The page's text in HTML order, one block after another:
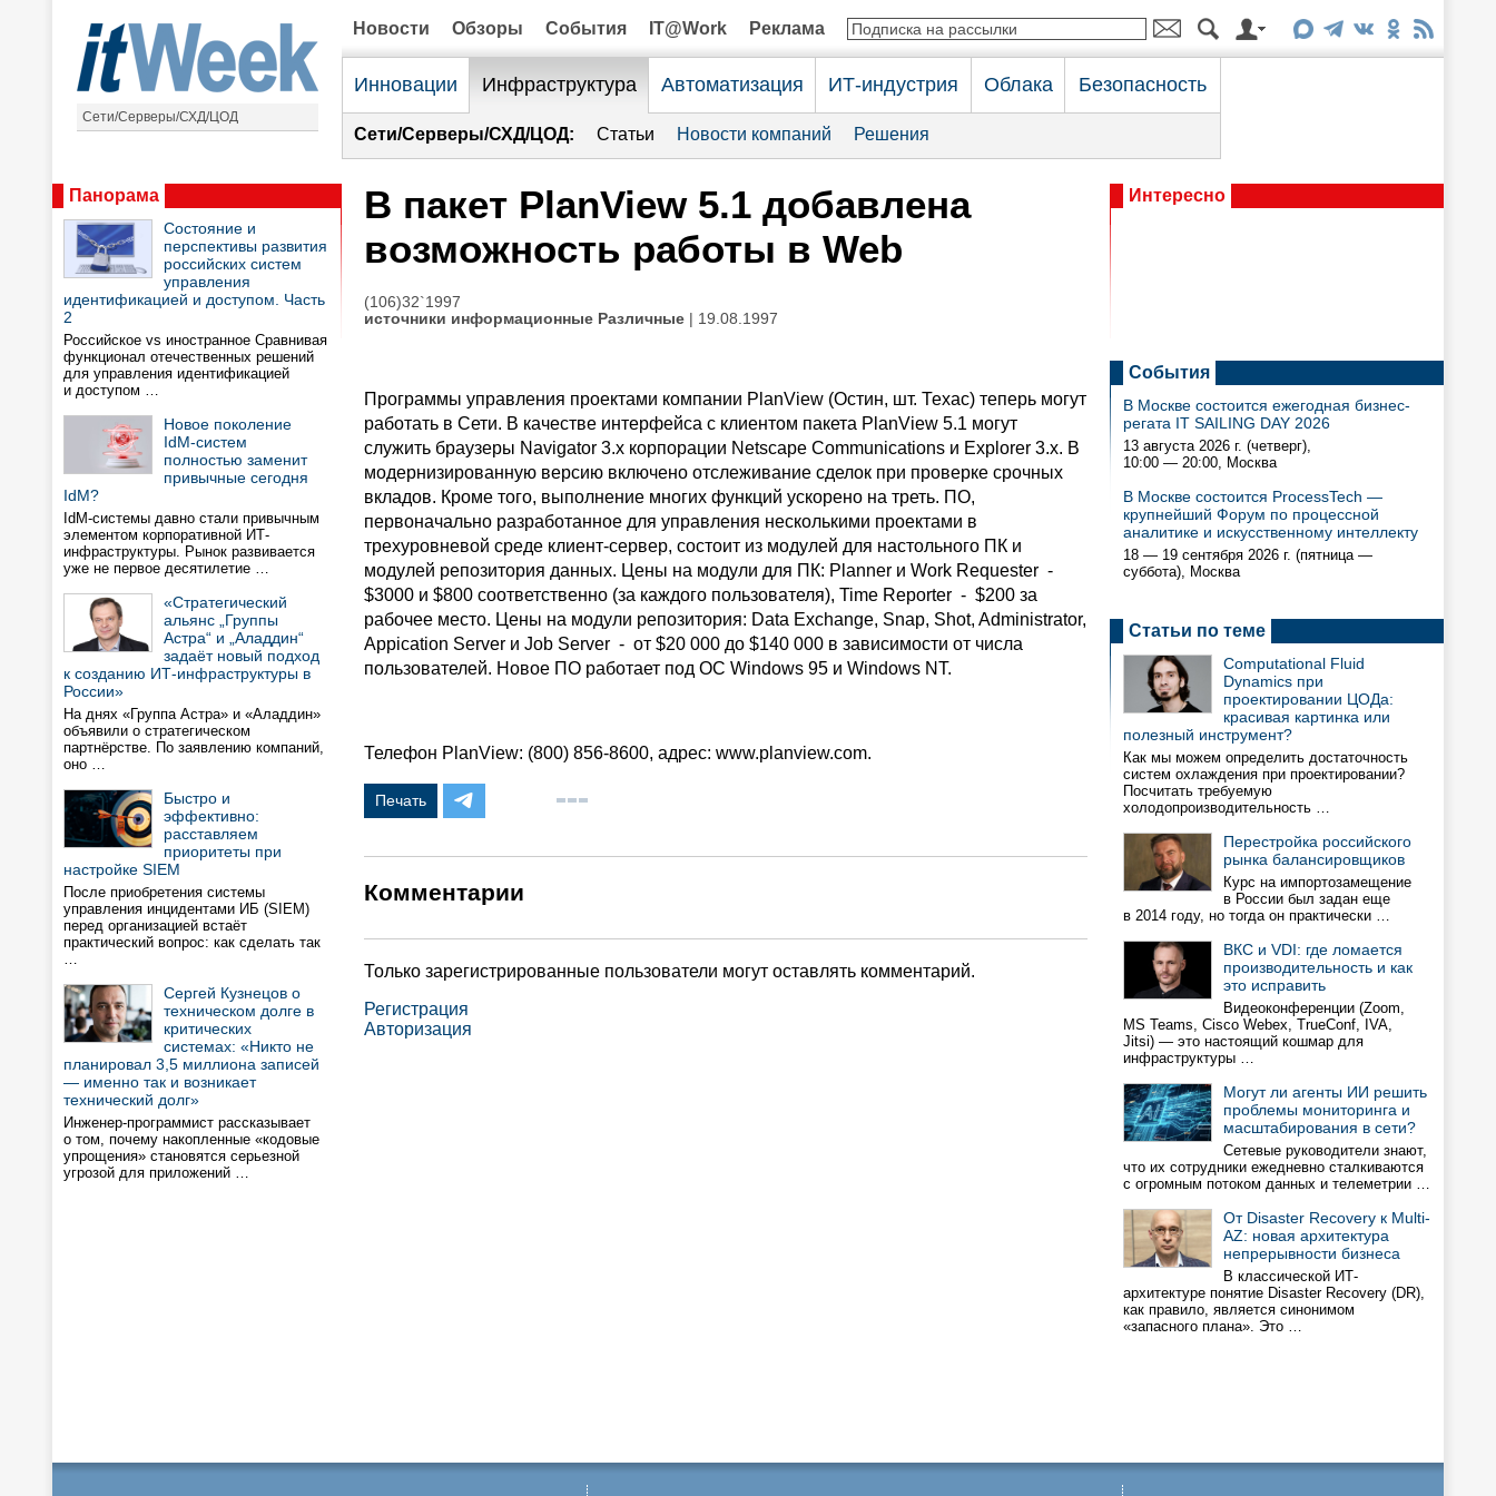
Сети/Серверы/СХД/ЦОД
Новости Обзоры События IT@Work Реклама
Инновации Инфраструктура Автоматизация ИТ-индустрия Облака Безопасность
Сети/Серверы/СХД/ЦОД: Статьи Новости компаний Решения
Панорама
Состояние и
перспективы развития
российских систем
управления
идентификацией и доступом. Часть
2
Российское vs иностранное Сравнивая
функционал отечественных решений
для управления идентификацией
и доступом …
Новое поколение
IdM-систем
полностью заменит
привычные сегодня
IdM?
IdM-системы давно стали привычным
элементом корпоративной ИТ-
инфраструктуры. Рынок развивается
уже не первое десятилетие …
«Стратегический
альянс „Группы
Астра“ и „Аладдин“
задаёт новый подход
к созданию ИТ-инфраструктуры в
России»
На днях «Группа Астра» и «Аладдин»
объявили о стратегическом
партнёрстве. По заявлению компаний,
оно …
Быстро и
эффективно:
расставляем
приоритеты при
настройке SIEM
После приобретения системы
управления инцидентами ИБ (SIEM)
перед организацией встаёт
практический вопрос: как сделать так
…
Сергей Кузнецов о
техническом долге в
критических
системах: «Никто не
планировал 3,5 миллиона записей
— именно так и возникает
технический долг»
Инженер-программист рассказывает
о том, почему накопленные «кодовые
упрощения» становятся серьезной
угрозой для приложений …
В пакет PlanView 5.1 добавлена
возможность работы в Web
(106)32`1997
источники информационные Различные | 19.08.1997
Программы управления проектами компании PlanView (Остин, шт. Техас) теперь могут
работать в Сети. В качестве интерфейса с клиентом пакета PlanView 5.1 могут
служить браузеры Navigator 3.x корпорации Netscape Communications и Explorer 3.x. В
модернизированную версию включено отслеживание сделок при проверке срочных
вкладов. Кроме того, выполнение многих функций ускорено на треть. ПО,
первоначально разработанное для управления несколькими проектами в
трехуровневой среде клиент-сервер, состоит из модулей для настольного ПК и
модулей репозитория данных. Цены на модули для ПК: Planner и Work Requester -
$3000 и $800 соответственно (за каждого пользователя), Time Reporter - $200 за
рабочее место. Цены на модули репозитория: Data Exchange, Snap, Shot, Administrator,
Appication Server и Job Server - от $20 000 до $140 000 в зависимости от числа
пользователей. Новое ПО работает под ОС Windows 95 и Windows NT.
Телефон PlanView: (800) 856-8600, адрес: www.planview.com.
Печать
Комментарии
Только зарегистрированные пользователи могут оставлять комментарий.
Регистрация
Авторизация
Интересно
События
В Москве состоится ежегодная бизнес-
регата IT SAILING DAY 2026
13 августа 2026 г. (четверг),
10:00 — 20:00, Москва
В Москве состоится ProcessTech —
крупнейший Форум по процессной
аналитике и искусственному интеллекту
18 — 19 сентября 2026 г. (пятница —
суббота), Москва
Статьи по теме
Computational Fluid
Dynamics при
проектировании ЦОДа:
красивая картинка или
полезный инструмент?
Как мы можем определить достаточность
систем охлаждения при проектировании?
Посчитать требуемую
холодопроизводительность …
Перестройка российского
рынка балансировщиков
Курс на импортозамещение
в России был задан еще
в 2014 году, но тогда он практически …
ВКС и VDI: где ломается
производительность и как
это исправить
Видеоконференции (Zoom,
MS Teams, Cisco Webex, TrueConf, IVA,
Jitsi) — это настоящий кошмар для
инфраструктуры …
Могут ли агенты ИИ решить
проблемы мониторинга и
масштабирования в сети?
Сетевые руководители знают,
что их сотрудники ежедневно сталкиваются
с огромным потоком данных и телеметрии …
От Disaster Recovery к Multi-
AZ: новая архитектура
непрерывности бизнеса
В классической ИТ-
архитектуре понятие Disaster Recovery (DR),
как правило, является синонимом
«запасного плана». Это …